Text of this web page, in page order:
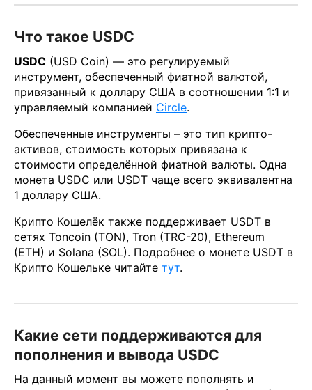
Что такое USDC
USDC (USD Coin) — это регулируемый
инструмент, обеспеченный фиатной валютой,
привязанный к доллару США в соотношении 1:1 и
управляемый компанией Circle.
Обеспеченные инструменты – это тип крипто-
активов, стоимость которых привязана к
стоимости определённой фиатной валюты. Одна
монета USDC или USDT чаще всего эквивалентна
1 доллару США.
Крипто Кошелёк также поддерживает USDT в
сетях Toncoin (TON), Tron (TRC-20), Ethereum
(ETH) и Solana (SOL). Подробнее о монете USDT в
Крипто Кошельке читайте тут.
Какие сети поддерживаются для
пополнения и вывода USDC
На данный момент вы можете пополнять и